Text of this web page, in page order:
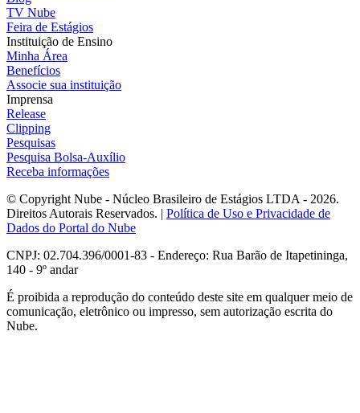
TV Nube
Feira de Estágios
Instituição de Ensino
Minha Área
Benefícios
Associe sua instituição
Imprensa
Release
Clipping
Pesquisas
Pesquisa Bolsa-Auxílio
Receba informações
© Copyright Nube - Núcleo Brasileiro de Estágios LTDA - 2026.
Direitos Autorais Reservados. | Política de Uso e Privacidade de
Dados do Portal do Nube
CNPJ: 02.704.396/0001-83 - Endereço: Rua Barão de Itapetininga,
140 - 9º andar
É proibida a reprodução do conteúdo deste site em qualquer meio de
comunicação, eletrônico ou impresso, sem autorização escrita do
Nube.